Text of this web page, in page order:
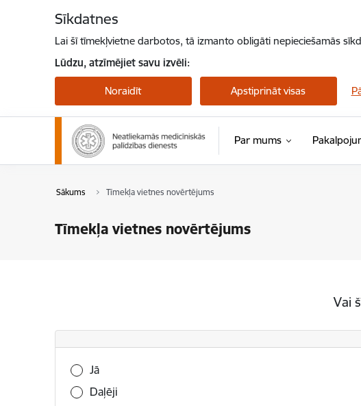
Sīkdatnes
Lai šī tīmekļvietne darbotos, tā izmanto obligāti nepieciešamās
Lūdzu, atzīmējiet savu izvēli:
Noraidīt Apstiprināt visas
Par mums
Sākums Tīmekļa vietnes novērtējums
Tīmekļa vietnes novērtējums
Vai
Vai šī informācija bija noderīga?
Jā
Daļēji